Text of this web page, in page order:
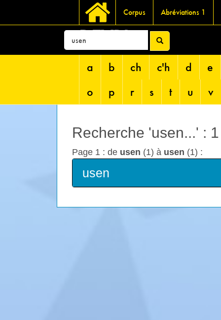
Corpus Abréviations 1
DEVRI
a b ch c'h d
e
o
p r s t u v
Recherche 'usen...' :
Page 1 : de usen (1) à usen (1) :
usen